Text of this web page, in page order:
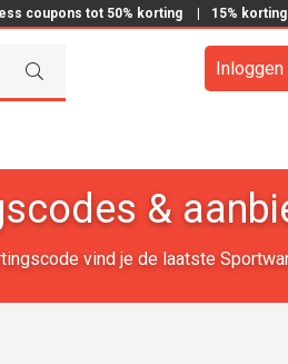
coupons tot 50% korting 15%
Inloggen
&
vind je de laatste